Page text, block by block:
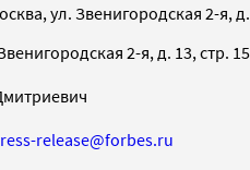
ул. Звенигородская 2-я,
2-я, д. 13, стр.
release@forbes.ru